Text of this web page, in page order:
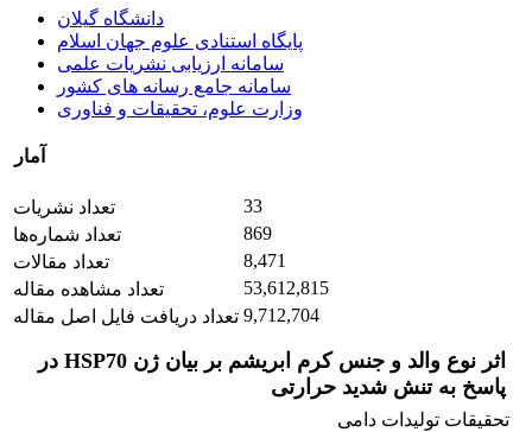
دانشگاه گیلان
پایگاه استنادی علوم جهان اسلام
سامانه ارزیابی نشریات علمی
سامانه جامع رسانه های کشور
وزارت علوم، تحقیقات و فناوری
آمار
تعداد نشریات
33
تعداد شماره‌ها
869
تعداد مقالات
8,471
تعداد مشاهده مقاله
53,612,815
تعداد دریافت فایل اصل مقاله 9,712,704
اثر نوع والد و جنس کرم ابریشم بر بیان ژن HSP70 در
پاسخ به تنش شدید حرارتی
تحقیقات تولیدات دامی